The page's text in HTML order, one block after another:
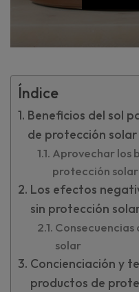
Índice
Beneficios del sol
de protección solar
Aprovechar los
protección solar
Los efectos
sin protección
solar
Concienciación y
productos de